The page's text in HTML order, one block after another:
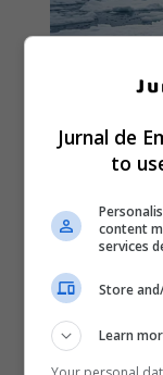
Jurnal de
to
content
services
Store
Learn